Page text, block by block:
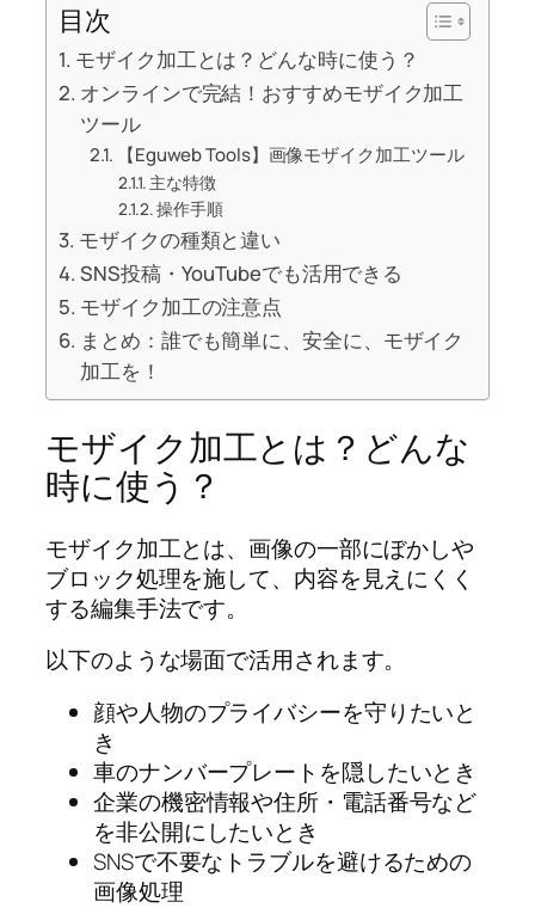
目次
モザイク加工とは？どんな時に使う？
オンラインで完結！おすすめモザイク加工
ツール
【Eguweb Tools】画像モザイク加工ツール
主な特徴
操作手順
モザイクの種類と違い
SNS投稿・YouTubeでも活用できる
モザイク加工の注意点
まとめ：誰でも簡単に、安全に、モザイク
加工を！
モザイク加工とは？どんな
時に使う？
モザイク加工とは、画像の一部にぼかしや
ブロック処理を施して、内容を見えにくく
する編集手法です。
以下のような場面で活用されます。
顔や人物のプライバシーを守りたいと
き
車のナンバープレートを隠したいとき
企業の機密情報や住所・電話番号など
を非公開にしたいとき
SNSで不要なトラブルを避けるための
画像処理